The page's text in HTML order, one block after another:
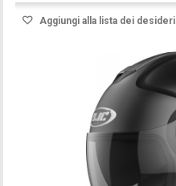
Aggiungi alla lista dei desideri